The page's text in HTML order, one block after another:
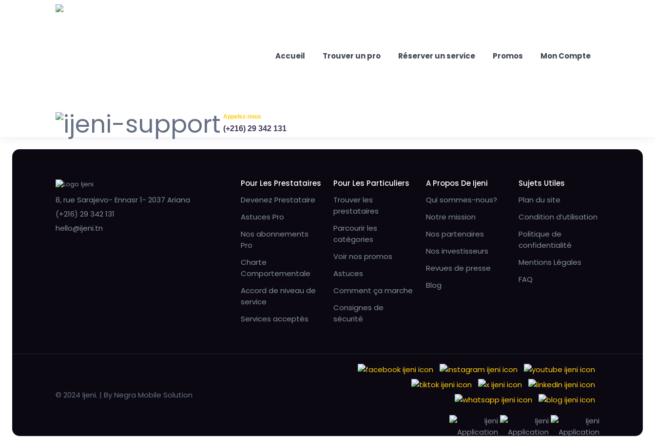
Accueil Trouver un pro Réserver un service Promos Mon Compte
Appelez-nous
(+216) 29 342 131
8, rue Sarajevo- Ennasr 1- 2037 Ariana
(+216) 29 342 131
hello@ijeni.tn
Pour Les Prestataires
Devenez Prestataire
Astuces Pro
Nos abonnements
Pro
Charte
Comportementale
Accord de niveau de
service
Services acceptés
Pour Les Particuliers
Trouver les
prestataires
Parcourir les
catégories
Voir nos promos
Astuces
Comment ça marche
Consignes de
sécurité
A Propos De Ijeni
Qui sommes-nous?
Notre mission
Nos partenaires
Nos investisseurs
Revues de presse
Blog
Sujets Utiles
Plan du site
Condition d’utilisation
Politique de
confidentialité
Mentions Légales
FAQ
© 2024 Ijeni. | By Negra Mobile Solution